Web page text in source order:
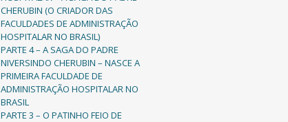
CHERUBIN (O CRIADOR DAS
FACULDADES DE ADMINISTRAÇÃO
HOSPITALAR NO BRASIL)
PARTE 4 – A SAGA DO PADRE
NIVERSINDO CHERUBIN – NASCE A
PRIMEIRA FACULDADE DE
ADMINISTRAÇÃO HOSPITALAR NO
BRASIL
PARTE 3 – O PATINHO FEIO DE